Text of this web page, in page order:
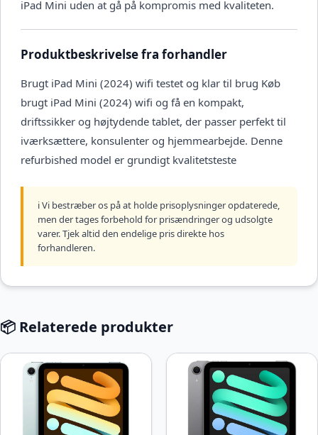
iPad Mini uden at gå på kompromis med kvaliteten.
Produktbeskrivelse fra forhandler
Brugt iPad Mini (2024) wifi testet og klar til brug Køb
brugt iPad Mini (2024) wifi og få en kompakt,
driftssikker og højtydende tablet, der passer perfekt til
iværksættere, konsulenter og hjemmearbejde. Denne
refurbished model er grundigt kvalitetsteste
ℹ️ Vi bestræber os på at holde prisoplysninger opdaterede,
men der tages forbehold for prisændringer og udsolgte
varer. Tjek altid den endelige pris direkte hos
forhandleren.
📦 Relaterede produkter